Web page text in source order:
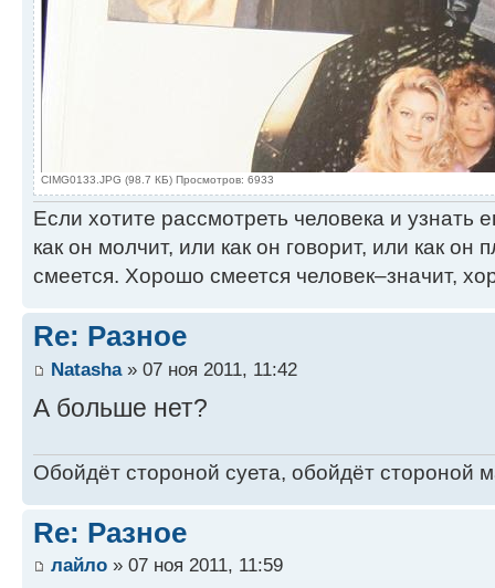
CIMG0133.JPG (98.7 КБ) Просмотров: 6933
Если хотите рассмотреть человека и узнать
как он молчит, или как он говорит, или как он
смеется. Хорошо смеется человек–значит,
Re: Разное
Natasha» 07 ноя 2011, 11:42
А больше нет?
Обойдёт стороной суета, обойдёт стороной
Re: Разное
лайло » 07 ноя 2011, 11:59